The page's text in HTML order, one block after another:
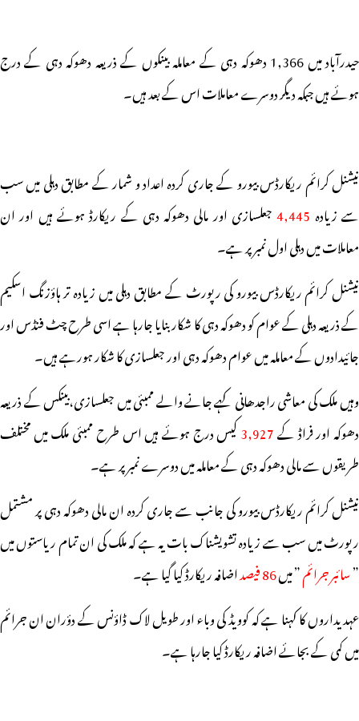
حیدرآباد میں 1,366 دھوکہ دہی کے معاملہ بینکوں کے ذریعہ دھوکہ دہی کے درج
ہوئے ہیں جبکہ دیگر دوسرے معاملات اس کے بعد ہیں۔
نیشنل کرائم ریکارڈس بیورو کے جاری کردہ اعداد و شمار کے مطابق دہلی میں سب
سے زیادہ4,445جعلسازی اور مالی دھوکہ دہی کے ریکارڈ ہوئے ہیں اور ان
معاملات میں دہلی اول نمبر پر ہے۔
نیشنل کرائم ریکارڈس بیورو کی رپورٹ کے مطابق دہلی میں زیادہ تر ہاؤزنگ اسکیم
کے ذریعہ دہلی کے عوام کو دھوکہ دہی کا شکار بنایا جارہا ہے اسی طرح چٹ فنڈس اور
جائیدادوں کے معاملہ میں عوام دھوکہ دہی اور جعلسازی کا شکار ہورہے ہیں۔
وہیں ملک کی معاشی راجدھانی کہے جانے والے ممبئی میں جعلسازی،بینکس کے ذریعہ
دھوکہ اور فراڈ کے3,927کیس درج ہوئے ہیں اس طرح ممبئی ملک میں مختلف
طریقوں سے مالی دھوکہ دہی کے معاملہ میں دوسرے نمبر پر ہے۔
نیشنل کرائم ریکارڈس بیورو کی جانب سے جاری کردہ ان مالی دھوکہ دہی پر مشتمل
رپورٹ میں سب سے زیادہ تشویشناک بات یہ ہے کہ ملک کی ان تمام ریاستوں میں
”سائبر جرائم” میں86 فیصد
اضافہ ریکارڈ کیا گیا ہے۔
عہدیداروں کا کہنا ہے کہ کوویڈ کی وباء اور طویل لاک ڈاؤنس کے دؤران ان جرائم
میں کمی کے بجائے اضافہ ریکارڈ کیا جارہا ہے۔